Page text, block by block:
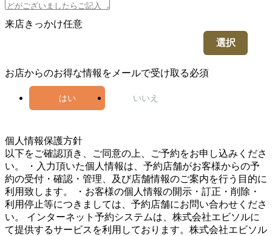
来店きっかけ任意
選択
お店からのお得な情報をメールで受け取る必須
はい いいえ
個人情報保護方針
以下をご確認頂き、ご同意の上、ご予約をお申し込みくださ
い。 ・入力頂いた個人情報は、予約店舗がお客様からの予
約の受付・確認・管理、及び店舗情報のご案内を行う目的に
利用致します。 ・お客様の個人情報の開示・訂正・削除・
利用停止等につきましては、予約店舗にお問い合わせくださ
い。 インターネット予約システムは、株式会社エビソルに
て提供するサービスを利用しております。株式会社エビソル